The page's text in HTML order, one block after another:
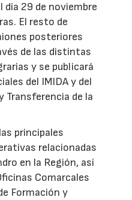
día 29 de noviembre
El resto de
posteriores
de las distintas
y se publicará
del IMIDA y del
Transferencia de la
principales
relacionadas
en la Región, así
Comarcales
Formación y